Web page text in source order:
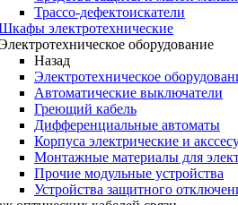
Трассо-дефектоискатели
электротехнические
оборудование
Назад
Электротехническое
Автоматические выключатели
Греющий кабель
Дифференциальные автоматы
Корпуса электрические и
Монтажные материалы для
Прочие модульные устройства
Устройства защитного